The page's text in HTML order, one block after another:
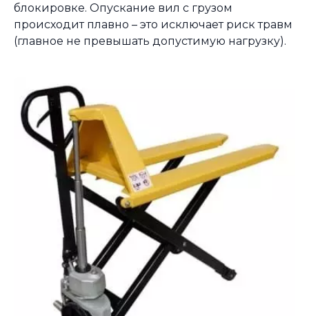
блокировке. Опускание вил с грузом
происходит плавно – это исключает риск травм
(главное не превышать допустимую нагрузку).